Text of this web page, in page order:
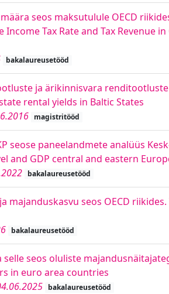
seos maksutulule OECD
Tax Rate and Tax Revenue
bakalaureusetööd
ja ärikinnisvara
rental yields in Baltic States
magistritööd
seose paneelandmete analüüs
and GDP central and eastern
bakalaureusetööd
majanduskasvu seos OECD
bakalaureusetööd
selle seos oluliste
in euro area countries
bakalaureusetööd